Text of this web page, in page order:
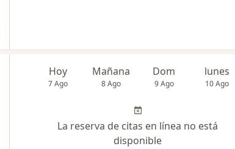
Hoy
7 Ago
Mañana
8 Ago
Dom
9 Ago
lunes
10 Ago
La reserva de citas en línea no está
disponible